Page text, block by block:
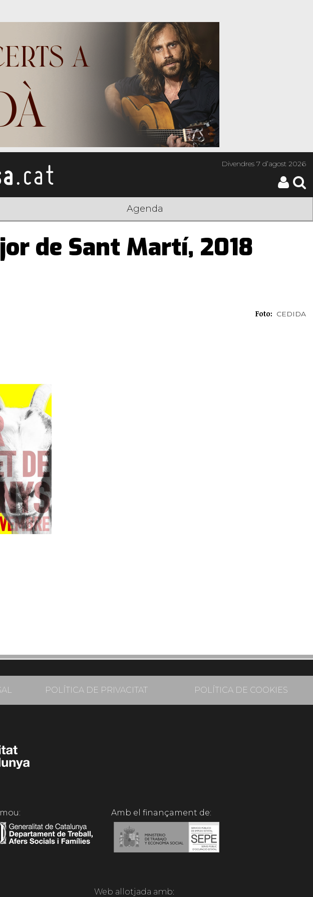
Divendres7 d’agost 2026
Agenda
de Sant Martí, 2018
Foto: CEDIDA
POLÍTICA DE PRIVACITAT POLÍTICA DE COOKIES
Amb el finançament de:
Web allotjada amb: